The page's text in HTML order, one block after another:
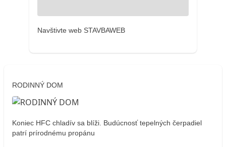
Navštivte web STAVBAWEB
RODINNÝ DOM
Koniec HFC chladív sa blíži. Budúcnosť tepelných čerpadiel
patrí prírodnému propánu